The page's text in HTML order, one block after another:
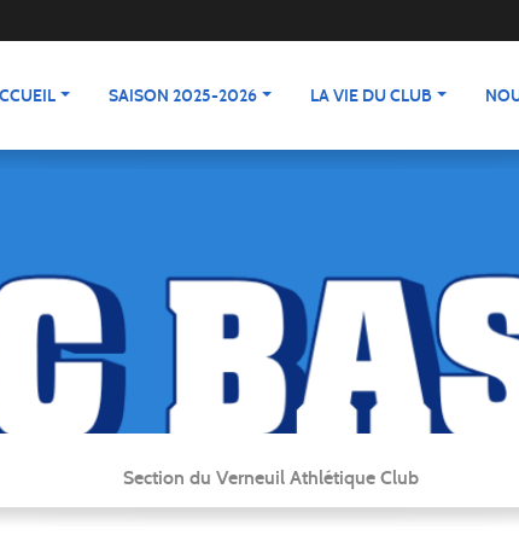
SAISON 2025-2026 LA VIE DU CLUB
Section du Verneuil Athlétique Club